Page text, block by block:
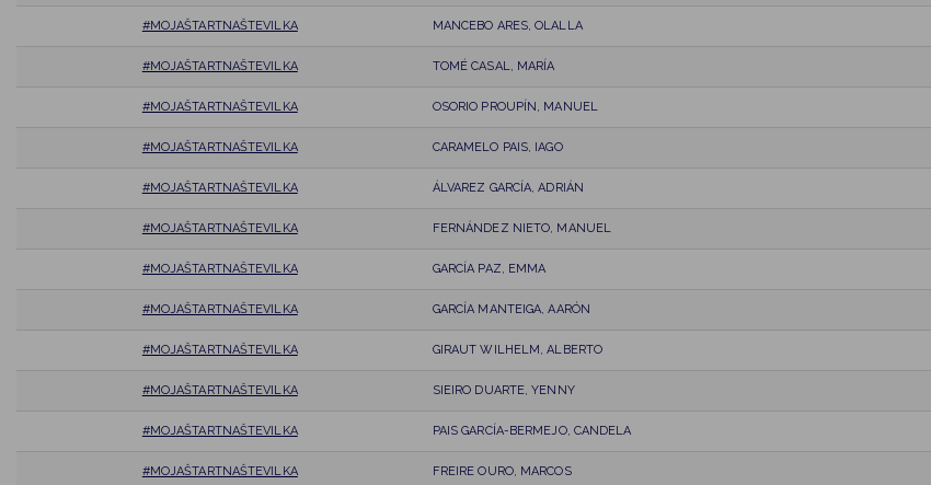
#MOJAŠTARTNAŠTEVILKA MANCEBO ARES, OLALLA
#MOJAŠTARTNAŠTEVILKA TOMÉ CASAL, MARÍA
#MOJAŠTARTNAŠTEVILKA OSORIO PROUPÍN, MANUEL
#MOJAŠTARTNAŠTEVILKA CARAMELO PAIS, IAGO
#MOJAŠTARTNAŠTEVILKA ÁLVAREZ GARCÍA, ADRIÁN
#MOJAŠTARTNAŠTEVILKA FERNÁNDEZ NIETO, MANUEL
#MOJAŠTARTNAŠTEVILKA GARCÍA PAZ, EMMA
#MOJAŠTARTNAŠTEVILKA GARCÍA MANTEIGA, AARÓN
#MOJAŠTARTNAŠTEVILKA GIRAUT WILHELM, ALBERTO
#MOJAŠTARTNAŠTEVILKA SIEIRO DUARTE, YENNY
#MOJAŠTARTNAŠTEVILKA PAIS GARCÍA-BERMEJO, CANDELA
#MOJAŠTARTNAŠTEVILKA FREIRE OURO, MARCOS